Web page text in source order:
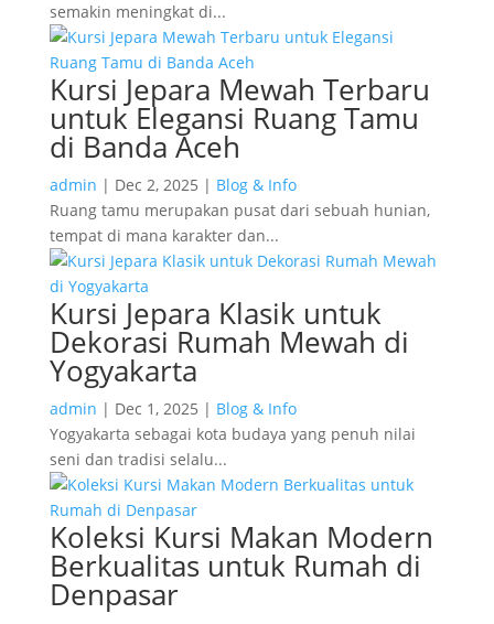
semakin meningkat di...
Kursi Jepara Mewah Terbaru
untuk Elegansi Ruang Tamu
di Banda Aceh
admin | Dec 2, 2025 | Blog & Info
Ruang tamu merupakan pusat dari sebuah hunian,
tempat di mana karakter dan...
Kursi Jepara Klasik untuk
Dekorasi Rumah Mewah di
Yogyakarta
admin | Dec 1, 2025 | Blog & Info
Yogyakarta sebagai kota budaya yang penuh nilai
seni dan tradisi selalu...
Koleksi Kursi Makan Modern
Berkualitas untuk Rumah di
Denpasar